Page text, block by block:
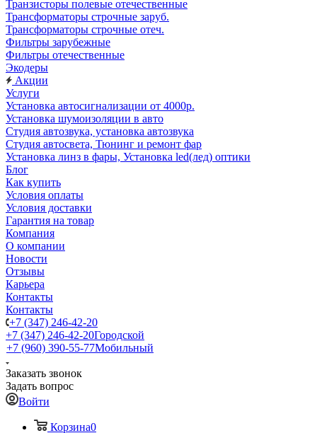
Транзисторы полевые отечественные
Трансформаторы строчные заруб.
Трансформаторы строчные отеч.
Фильтры зарубежные
Фильтры отечественные
Экодеры
Акции
Услуги
Установка автосигнализации от 4000р.
Установка шумоизоляции в авто
Студия автозвука, установка автозвука
Студия автосвета, Тюнинг и ремонт фар
Установка линз в фары, Установка led(лед) оптики
Блог
Как купить
Условия оплаты
Условия доставки
Гарантия на товар
Компания
О компании
Новости
Отзывы
Карьера
Контакты
Контакты
+7 (347) 246-42-20
+7 (347) 246-42-20Городской
+7 (960) 390-55-77Мобильный
Заказать звонок
Задать вопрос
Войти
Корзина0